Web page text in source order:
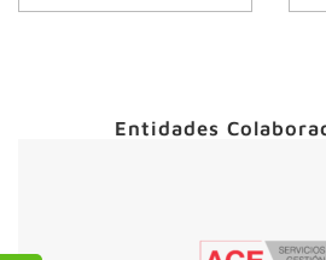
Entidades